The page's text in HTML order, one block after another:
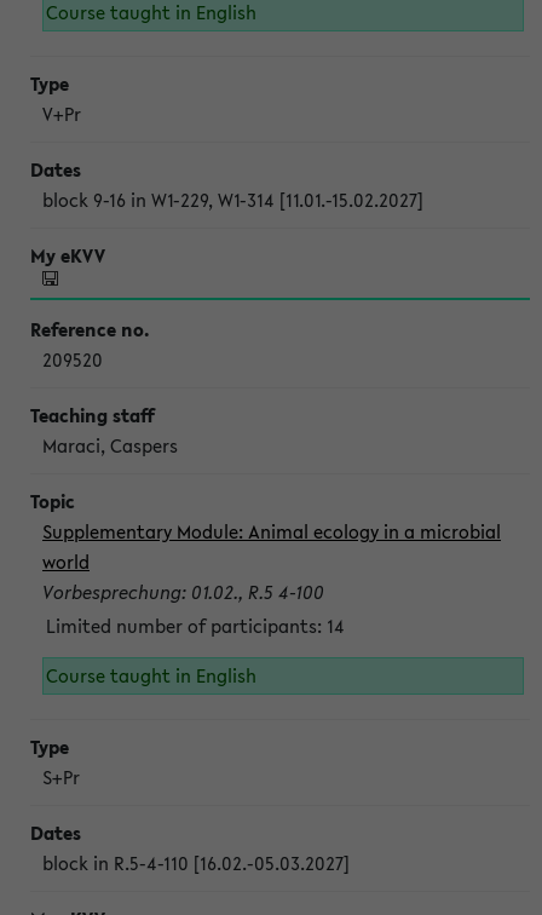
Course taught in English
V+Pr
block 9-16 in W1-229, W1-314 [11.01.-15.02.2027]
209520
Maraci, Caspers
Supplementary Module: Animal ecology in a microbial
world
Vorbesprechung: 01.02., R.5 4-100
Limited number of participants: 14
Course taught in English
S+Pr
block in R.5-4-110 [16.02.-05.03.2027]